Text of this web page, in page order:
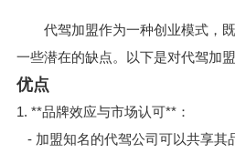
代驾加盟作为一种创业模式，既
一些潜在的缺点。以下是对代驾加
优点
1. **品牌效应与市场认可**：
- 加盟知名的代驾公司可以共享其